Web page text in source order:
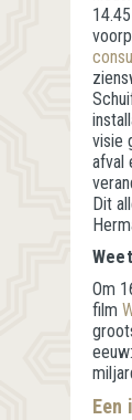
visie
afval
Dit
Om
film
Een